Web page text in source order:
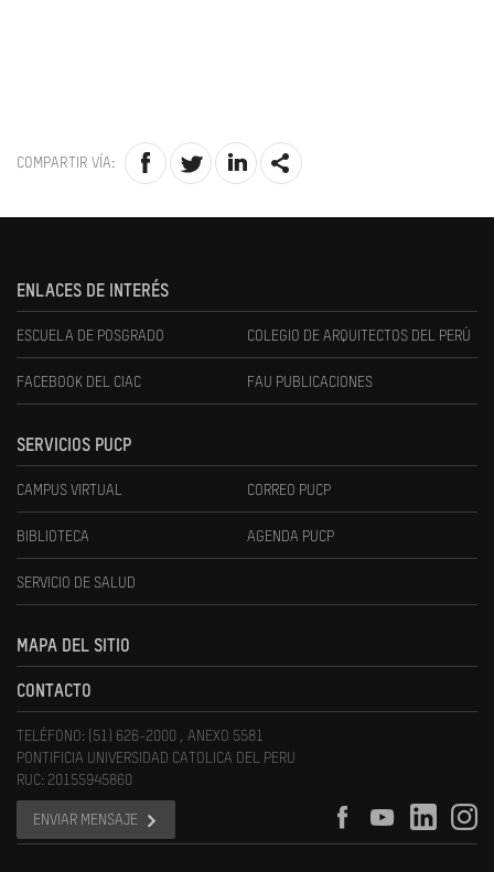
COMPARTIR VÍA:
ENLACES DE INTERÉS
ESCUELA DE POSGRADO COLEGIO DE ARQUITECTOS DEL PERÚ
FACEBOOK DEL CIAC FAU PUBLICACIONES
SERVICIOS PUCP
CAMPUS VIRTUAL CORREO PUCP
BIBLIOTECA AGENDA PUCP
SERVICIO DE SALUD
MAPA DEL SITIO
CONTACTO
TELÉFONO: (51) 626-2000 , ANEXO 5581
PONTIFICIA UNIVERSIDAD CATOLICA DEL PERU
RUC: 20155945860
ENVIAR MENSAJE